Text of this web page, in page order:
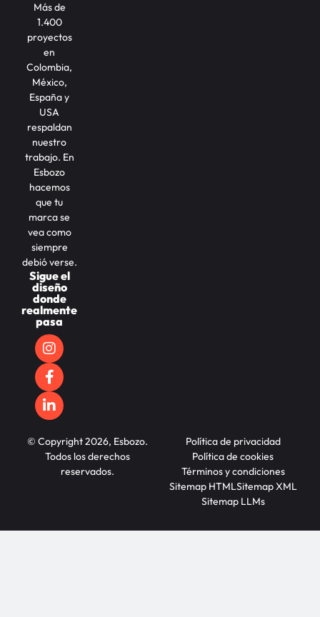
Más de
1.400
proyectos
en
Colombia,
México,
España y
USA
respaldan
nuestro
trabajo. En
Esbozo
hacemos
que tu
marca se
vea como
siempre
debió verse.
Sigue el
diseño
donde
realmente
pasa
© Copyright 2026, Esbozo.
Todos los derechos
reservados.
Política de privacidad
Política de cookies
Términos y condiciones
Sitemap HTMLSitemap XML
Sitemap LLMs